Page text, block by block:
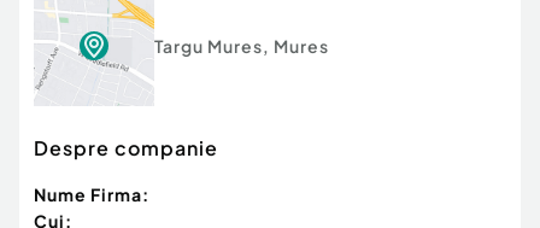
Targu Mures, Mures
Despre companie
Nume Firma:
Cui: